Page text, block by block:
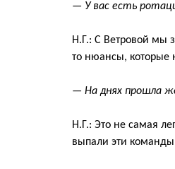
— У вас есть
Н.Г.: С Ветровой мы
то нюансы, которые
— На днях прошла
Н.Г.: Это не самая
выпали эти команды